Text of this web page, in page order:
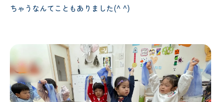
ちゃうなんてこともありました(^ ^)